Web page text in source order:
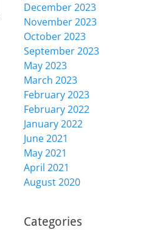
December 2023
November 2023
October 2023
September 2023
May 2023
March 2023
February 2023
February 2022
January 2022
June 2021
May 2021
April 2021
August 2020
Categories